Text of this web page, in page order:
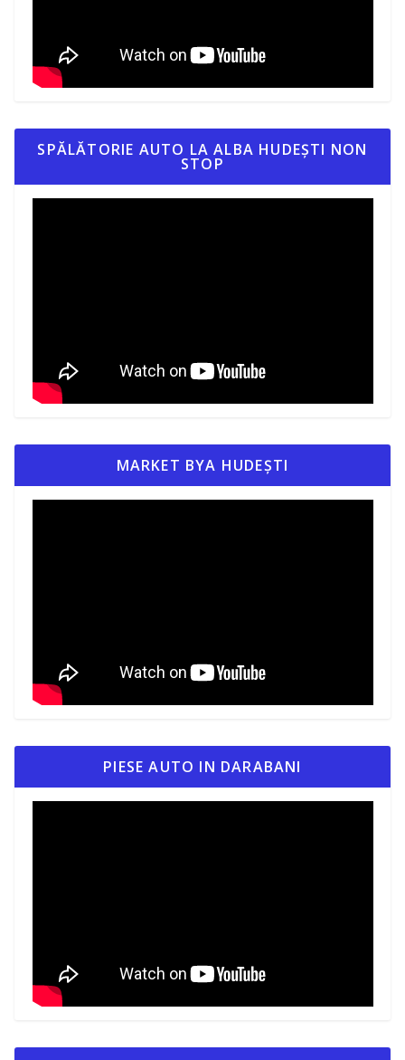
SPĂLĂTORIE AUTO LA ALBA HUDEȘTI NON
STOP
MARKET BYA HUDEȘTI
PIESE AUTO IN DARABANI